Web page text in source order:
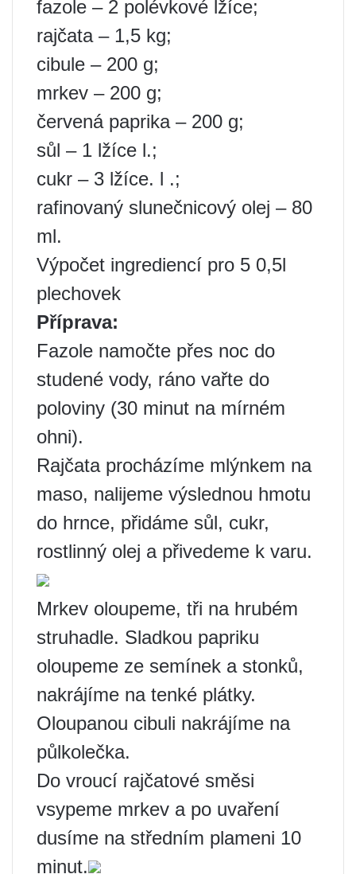
fazole – 2 polévkové lžíce;
rajčata – 1,5 kg;
cibule – 200 g;
mrkev – 200 g;
červená paprika – 200 g;
sůl – 1 lžíce l.;
cukr – 3 lžíce. l .;
rafinovaný slunečnicový olej – 80
ml.
Výpočet ingrediencí pro 5 0,5l
plechovek
Příprava:
Fazole namočte přes noc do
studené vody, ráno vařte do
poloviny (30 minut na mírném
ohni).
Rajčata procházíme mlýnkem na
maso, nalijeme výslednou hmotu
do hrnce, přidáme sůl, cukr,
rostlinný olej a přivedeme k varu.
Mrkev oloupeme, tři na hrubém
struhadle. Sladkou papriku
oloupeme ze semínek a stonků,
nakrájíme na tenké plátky.
Oloupanou cibuli nakrájíme na
půlkolečka.
Do vroucí rajčatové směsi
vsypeme mrkev a po uvaření
dusíme na středním plameni 10
minut.